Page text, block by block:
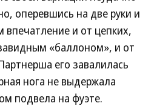
оперевшись на две руки и
впечатление и от цепких,
«баллоном», и от
его завалилась
нога не выдержала
подвела на фуэте.